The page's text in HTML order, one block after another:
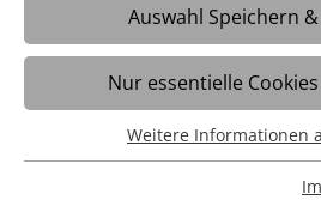
Zusammenspiel“
Kressbronn - Qualität ist
die Altenpflegerin Nadine
begleitet. Denn sie ist im
St. Konrad der Stiftung
Auswahl Speichern
Nur essentielle
Essentiell
Essentielle Cookies werden für
Weitere Informationen